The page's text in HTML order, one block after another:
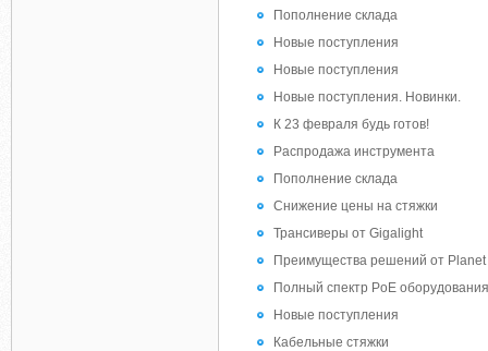
Пополнение склада
Новые поступления
Новые поступления
Новые поступления. Новинки.
К 23 февраля будь готов!
Распродажа инструмента
Пополнение склада
Снижение цены на стяжки
Трансиверы от Gigalight
Преимущества решений от Planet
Полный спектр PoE оборудования
Новые поступления
Кабельные стяжки